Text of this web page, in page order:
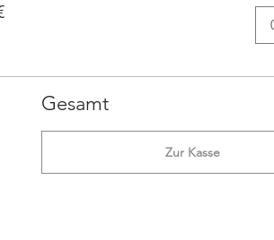
Gesamt
Zur Kasse